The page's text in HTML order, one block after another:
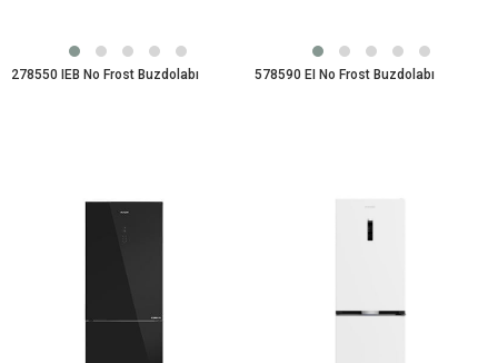
278550 IEB No Frost Buzdolabı 578590 EI No Frost Buzdolabı